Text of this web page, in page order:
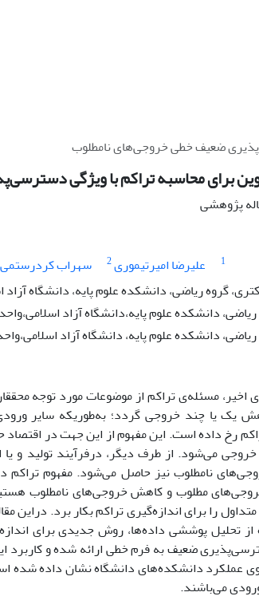
ضعیف خطی خروجی‌های نامطلوب
برای محاسبه تراکم با ویژگی
پژوهشی
1 علیرضا امیرتیموری2 سهراب کردرستمی
گروه ریاضی، دانشکده علوم پایه، دانشگاه
ریاضی، دانشکده علوم پایه،دانشگاه آزاد
دانشکده علوم پایه، دانشگاه آزاد
اخیر، مسئله‌ی تراکم از موضوعات مورد توجه
یک یا چند خروجی گردد؛ به‌طوریکه سایر
رخ داده ‌است. این مفهوم از این جهت در
می‌شود. از طرف دیگر، درفرآیند تولید و یا
نامطلوب نیز حاصل می‌شود. مفهوم تراکم
مطلوب و کاهش خروجی‌های نامطلوب
را برای اندازه‌گیری تراکم بکار برد.
از تحلیل پوششی داده‌ها، روش جدیدی برای
ضعیف به فرم خطی ارائه شده و کاربرد
عملکرد دانشکده‌های دانشگاه نشان داده شده
می‌باشند.